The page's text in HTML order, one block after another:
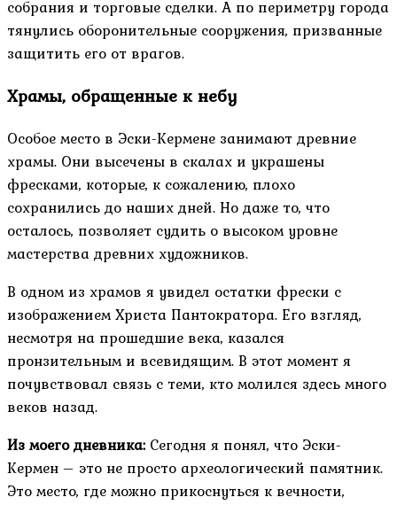
собрания и торговые сделки. А по периметру города
тянулись оборонительные сооружения, призванные
защитить его от врагов.
Храмы, обращенные к небу
Особое место в Эски-Кермене занимают древние
храмы. Они высечены в скалах и украшены
фресками, которые, к сожалению, плохо
сохранились до наших дней. Но даже то, что
осталось, позволяет судить о высоком уровне
мастерства древних художников.
В одном из храмов я увидел остатки фрески с
изображением Христа Пантократора. Его взгляд,
несмотря на прошедшие века, казался
пронзительным и всевидящим. В этот момент я
почувствовал связь с теми, кто молился здесь много
веков назад.
Из моего дневника: Сегодня я понял, что Эски-
Кермен – это не просто археологический памятник.
Это место, где можно прикоснуться к вечности,